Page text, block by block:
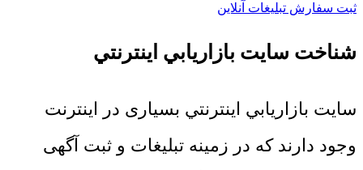
ثبت سفارش تبلیغات آنلاین
شناخت سايت بازاريابي اينترنتي
سايت بازاريابي اينترنتي بسیاری در اینترنت
وجود دارند که در زمینه تبلیغات و ثبت آگهی